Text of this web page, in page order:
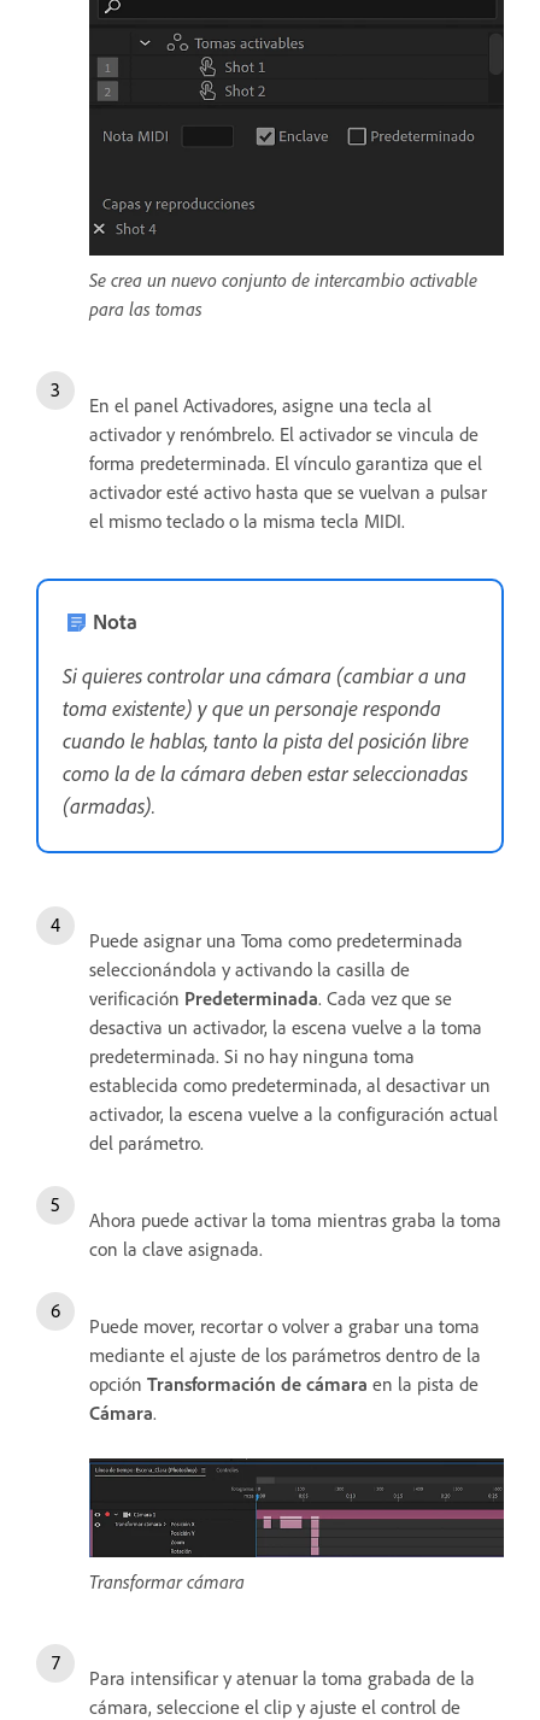
Se crea un nuevo conjunto de intercambio activable
para las tomas
En el panel Activadores, asigne una tecla al
activador y renómbrelo. El activador se vincula de
forma predeterminada. El vínculo garantiza que el
activador esté activo hasta que se vuelvan a pulsar
el mismo teclado o la misma tecla MIDI.
Nota
Si quieres controlar una cámara (cambiar a una
toma existente) y que un personaje responda
cuando le hablas, tanto la pista del posición libre
como la de la cámara deben estar seleccionadas
(armadas).
Puede asignar una Toma como predeterminada
seleccionándola y activando la casilla de
verificación Predeterminada. Cada vez que se
desactiva un activador, la escena vuelve a la toma
predeterminada. Si no hay ninguna toma
establecida como predeterminada, al desactivar un
activador, la escena vuelve a la configuración actual
del parámetro.
Ahora puede activar la toma mientras graba la toma
con la clave asignada.
Puede mover, recortar o volver a grabar una toma
mediante el ajuste de los parámetros dentro de la
opción Transformación de cámara en la pista de
Cámara.
Transformar cámara
Para intensificar y atenuar la toma grabada de la
cámara, seleccione el clip y ajuste el control de